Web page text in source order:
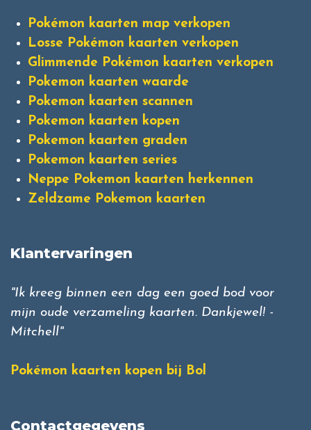
Pokémon kaarten map verkopen
Losse Pokémon kaarten verkopen
Glimmende Pokémon kaarten verkopen
Pokemon kaarten waarde
Pokemon kaarten scannen
Pokemon kaarten kopen
Pokemon kaarten graden
Pokemon kaarten series
Neppe Pokemon kaarten herkennen
Zeldzame Pokemon kaarten
Klantervaringen
"Ik kreeg binnen een dag een goed bod voor
mijn oude verzameling kaarten. Dankjewel! -
Mitchell"
Pokémon kaarten kopen bij Bol
Contactgegevens